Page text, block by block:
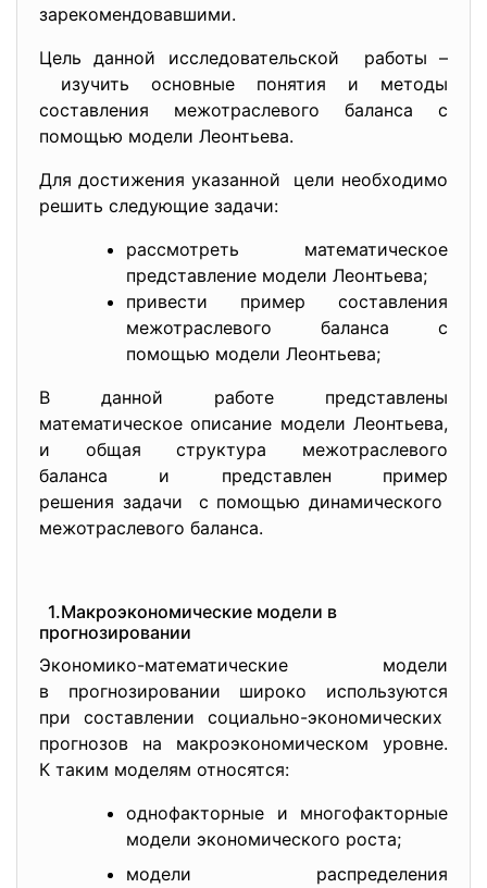
зарекомендовавшими.
Цель данной исследовательской работы –
изучить основные понятия и методы
составления межотраслевого баланса с
помощью модели Леонтьева.
Для достижения указанной цели необходимо
решить следующие задачи:
рассмотреть математическое
представление модели Леонтьева;
привести пример составления
межотраслевого баланса с
помощью модели Леонтьева;
В данной работе представлены
математическое описание модели Леонтьева,
и общая структура межотраслевого
баланса и представлен пример
решения задачи с помощью динамического
межотраслевого баланса.
1.Макроэкономические модели в
прогнозировании
Экономико-математические модели
в прогнозировании широко используются
при составлении социально-экономических
прогнозов на макроэкономическом уровне.
К таким моделям относятся:
однофакторные и многофакторные
модели экономического роста;
модели распределения